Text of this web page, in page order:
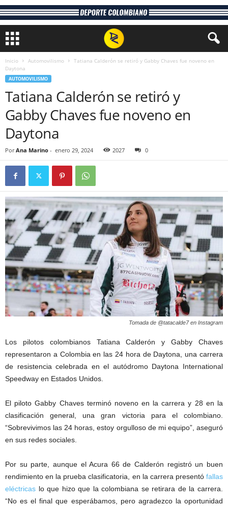
Inicio Automovilismo
Tatiana Calderón se retiró y Gabby Chaves fue noveno en
Daytona
AUTOMOVILISMO
Tatiana Calderón se retiró y
Gabby Chaves fue noveno en
Daytona
Por Ana Marino - enero 29, 2024 2027 0
Tomada de @tatacalde7 en Instagram
Los pilotos colombianos Tatiana Calderón y Gabby Chaves
representaron a Colombia en las 24 hora de Daytona, una carrera
de resistencia celebrada en el autódromo Daytona International
Speedway en Estados Unidos.
El piloto Gabby Chaves terminó noveno en la carrera y 28 en la
clasificación general, una gran victoria para el colombiano.
“Sobrevivimos las 24 horas, estoy orgulloso de mi equipo”, aseguró
en sus redes sociales.
Por su parte, aunque el Acura 66 de Calderón registró un buen
rendimiento en la prueba clasificatoria, en la carrera presentó fallas
eléctricas lo que hizo que la colombiana se retirara de la carrera.
“No es el final que esperábamos, pero agradezco la oportunidad